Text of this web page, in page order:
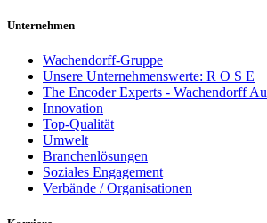
Unternehmen
Wachendorff-Gruppe
Unsere Unternehmenswerte: R O S E
The Encoder Experts - Wachendorff
Innovation
Top-Qualität
Umwelt
Branchenlösungen
Soziales Engagement
Verbände / Organisationen